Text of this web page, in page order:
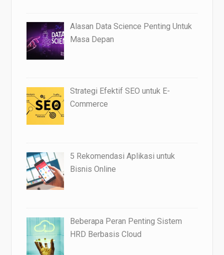
Alasan Data Science Penting Untuk
Masa Depan
Strategi Efektif SEO untuk E-
Commerce
5 Rekomendasi Aplikasi untuk
Bisnis Online
Beberapa Peran Penting Sistem
HRD Berbasis Cloud